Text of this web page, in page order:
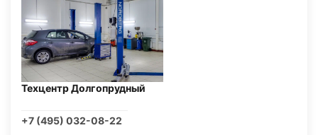
Техцентр Долгопрудный
+7 (495) 032-08-22